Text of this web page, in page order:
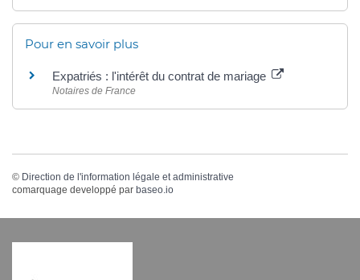
Pour en savoir plus
Expatriés : l'intérêt du contrat de mariage
Notaires de France
© Direction de l'information légale et administrative
comarquage developpé par baseo.io